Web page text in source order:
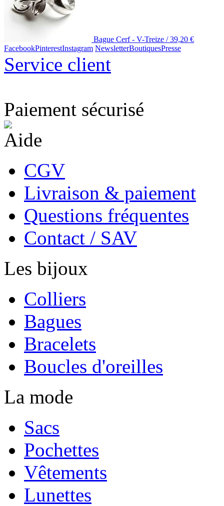
Bague Cerf - V-Treize /39,20 €
FacebookPinterestInstagram NewsletterBoutiquesPresse
Service client
Paiement sécurisé
Aide
CGV
Livraison & paiement
Questions fréquentes
Contact / SAV
Les bijoux
Colliers
Bagues
Bracelets
Boucles d'oreilles
La mode
Sacs
Pochettes
Vêtements
Lunettes